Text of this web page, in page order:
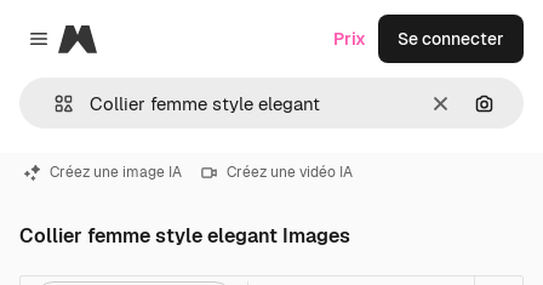
Close menu
Magnific
Effacer
Prix Se connecter
Créez une image IA Créez une vidéo IA
Collier femme style elegant Images